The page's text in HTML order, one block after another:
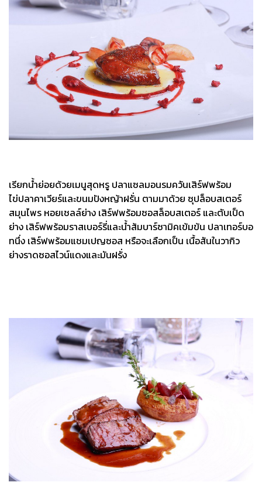
เรียกน้ำย่อยด้วยเมนูสุดหรู ปลาแซลมอนรมควันเสิร์ฟพร้อม
ไข่ปลาคาเวียร์และขนมปังหญ้าฝรั่น ตามมาด้วย ซุปล็อบสเตอร์
สมุนไพร หอยเชลล์ย่าง เสิร์ฟพร้อมซอสล็อบสเตอร์ และตับเป็ด
ย่าง เสิร์ฟพร้อมราสเบอร์รี่และน้ำส้มบาร์ซามิคเข้มข้น ปลาเทอร์บอ
ทนึ่ง เสิร์ฟพร้อมแชมเปญซอส หรือจะเลือกเป็น เนื้อสันในวากิว
ย่างราดซอสไวน์แดงและมันฝรั่ง